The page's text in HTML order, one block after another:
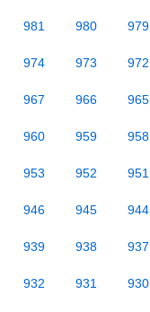
981 980 979
974 973 972
967 966 965
960 959 958
953 952 951
946 945 944
939 938 937
932 931 930